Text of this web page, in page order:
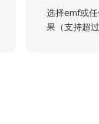
选择emf或
果（支持超